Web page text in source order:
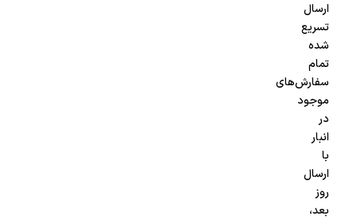
ارسال
تسریع
شده
تمام
سفارش‌های
موجود
در
انبار
با
ارسال
روز
بعد،